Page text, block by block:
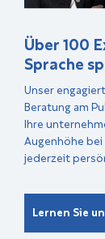
Über 100
Sprache
Unser
Beratung am
Ihre
Augenhöhe
jederzeit
Lernen Sie